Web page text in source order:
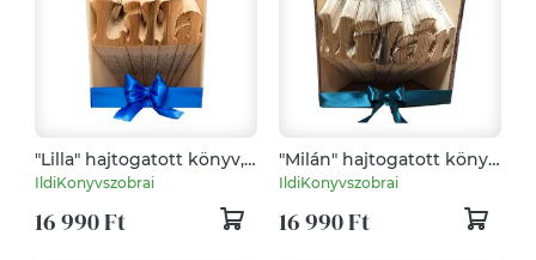
"Lilla" hajtogatott könyv,
könyvszobor
születésnapra, névnapra,
karácsonyra- Rendelésre
IldiKonyvszobrai
16 990 Ft
"Milán" hajtogatott könyv,
könyvszobor
születésnapra, névnapra,
karácsonyra- Rendelésre
IldiKonyvszobrai
16 990 Ft